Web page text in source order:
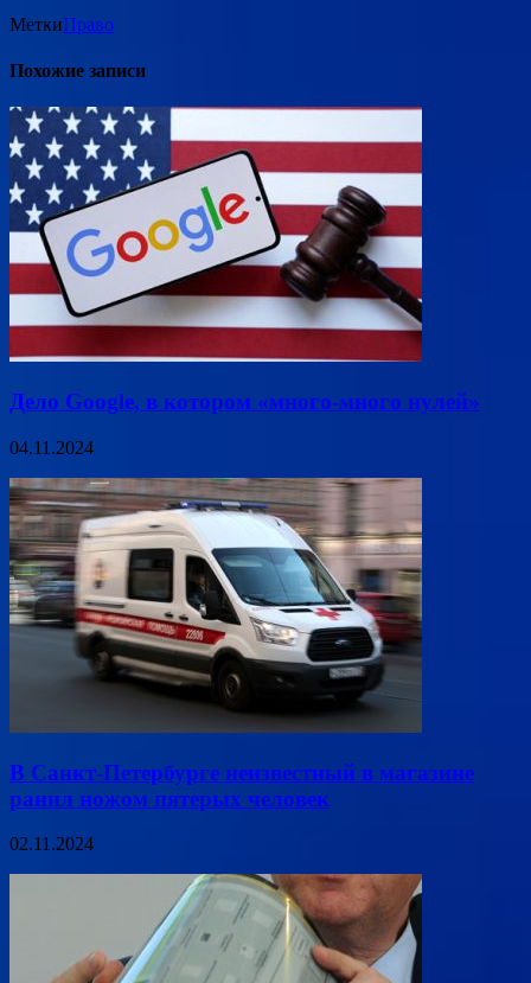
МеткиПраво
Похожие записи
Дело Google, в котором «много-много нулей»
04.11.2024
В Санкт-Петербурге неизвестный в магазине
ранил ножом пятерых человек
02.11.2024